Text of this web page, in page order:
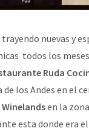
nuevas y
todos los meses
Ruda
los Andes en el
en la
esta donde era